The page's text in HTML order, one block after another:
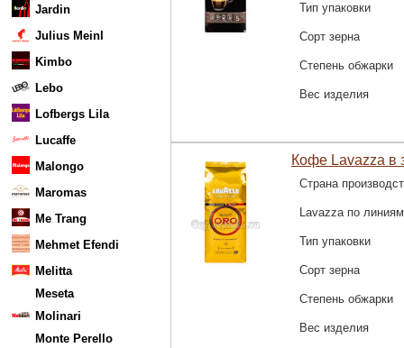
Jardin
Julius Meinl
Kimbo
Lebo
Lofbergs Lila
Lucaffe
Malongo
Maromas
Me Trang
Mehmet Efendi
Melitta
Meseta
Molinari
Monte Perello
Тип упаковки
Сорт зерна
Степень обжарки
Вес изделия
Кофе Lavazza в
Страна
Lavazza по линиям
Тип упаковки
Сорт зерна
Степень обжарки
Вес изделия